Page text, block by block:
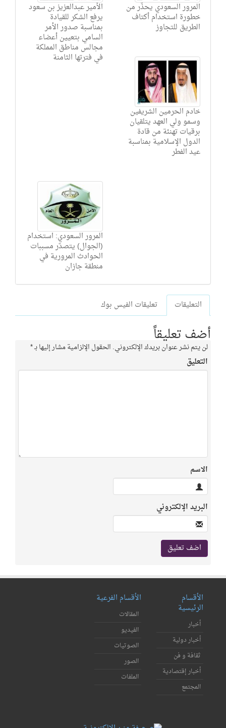
الأمير عبدالعزيز بن سعود
يرفع الشكر للقيادة
بمناسبة صدور الأمر
السامي بتعيين أعضاء
مجالس مناطق المملكة
في فترتها الثامنة
المرور السعودي يحذّر من
خطورة استخدام أكتاف
الطريق للتجاوز
خادم الحرمين الشريفين
وسمو ولي العهد يتلقيان
برقيات تهنئة من قادة
الدول الإسلامية بمناسبة
عيد الفطر
المرور السعودي: استخدام
(الجوال) يتصدّر مسببات
الحوادث المرورية في
منطقة جازان
التعليقات تعليقات الفيس بوك
أضف تعليقاً
لن يتم نشر عنوان بريدك الإلكتروني. الحقول الإلزامية مشار إليها بـ*
التعليق
الاسم
البريد الإلكتروني
الأقسام
الرئيسية
أخبار
أخبار دولية
ثقافة و فن
أخبار إقتصادية
المجتمع
الأقسام الفرعية
المقالات
الفيديو
الصوتيات
الصور
الملفات